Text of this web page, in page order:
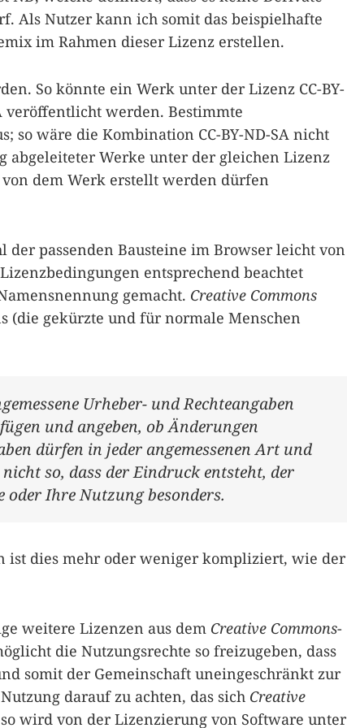
Als Nutzer kann ich somit das beispielhafte
im Rahmen dieser Lizenz erstellen.
So könnte ein Werk unter der Lizenz CC-BY-
veröffentlicht werden. Bestimmte
so wäre die Kombination CC-BY-ND-SA nicht
Werke unter der gleichen Lizenz
dem Werk erstellt werden dürfen
der passenden Bausteine im Browser leicht von
entsprechend beachtet
gemacht. Creative Commons
(die gekürzte und für normale Menschen
Urheber- und Rechteangaben
und angeben, ob Änderungen
dürfen in jeder angemessenen Art und
so, dass der Eindruck entsteht, der
oder Ihre Nutzung besonders.
ist dies mehr oder weniger kompliziert, wie der
weitere Lizenzen aus dem Creative Commons-
die Nutzungsrechte so freizugeben, dass
somit der Gemeinschaft uneingeschränkt zur
darauf zu achten, das sich Creative
wird von der Lizenzierung von Software unter